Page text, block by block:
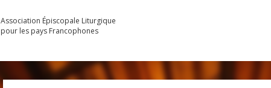
Association Épiscopale Liturgique
pour les pays Francophones